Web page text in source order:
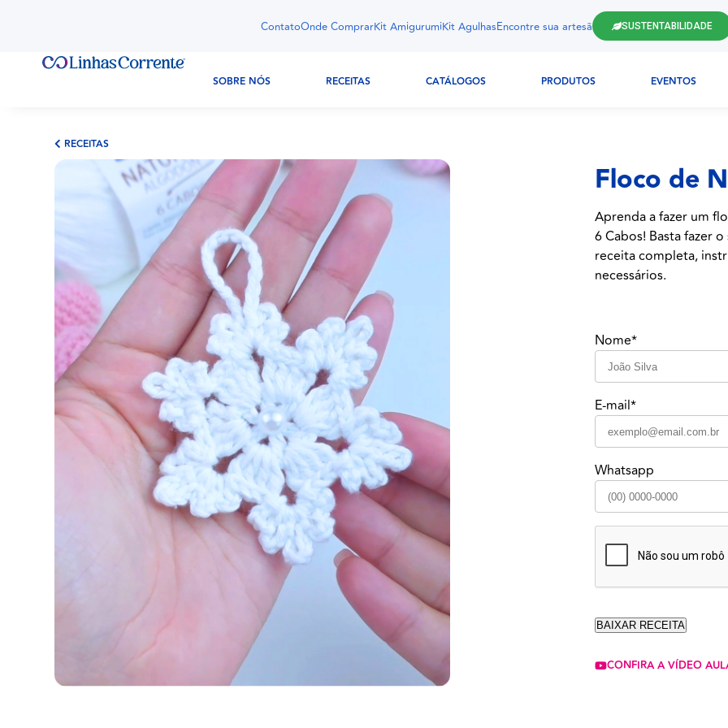
ContatoOnde ComprarKit AmigurumiKit AgulhasEncontre sua artesã SUSTENTABILIDADE
SOBRE NÓS RECEITAS CATÁLOGOS PRODUTOS EVENTOS
RECEITAS
Floco de
Aprenda a fazer um
6 Cabos! Basta fazer
receita completa,
necessários.
Nome*
E-mail*
Whatsapp
CONFIRA A VÍDEO